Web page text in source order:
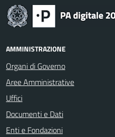
AMMINISTRAZIONE
Organi di Governo
Aree Amministrative
Uffici
Documenti e Dati
Enti e Fondazioni